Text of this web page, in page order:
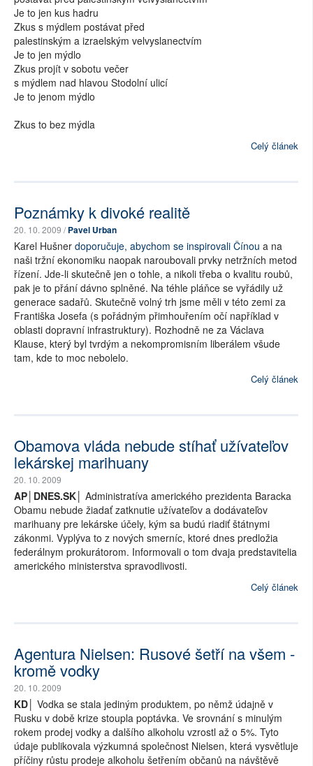
Je to jen kus hadru
Zkus s mýdlem postávat před
palestinským a izraelským velvyslanectvím
Je to jen mýdlo
Zkus projít v sobotu večer
s mýdlem nad hlavou Stodolní ulicí
Je to jenom mýdlo
Zkus to bez mýdla
Celý článek
Poznámky k divoké realitě
20. 10. 2009 /Pavel Urban
Karel Hušner doporučuje, abychom se inspirovali Čínou a na
naši tržní ekonomiku naopak naroubovali prvky netržních metod
řízení. Jde-li skutečně jen o tohle, a nikoli třeba o kvalitu roubů,
pak je to přání dávno splněné. Na téhle pláňce se vyřádily už
generace sadařů. Skutečně volný trh jsme měli v této zemi za
Františka Josefa (s pořádným přimhouřením očí například v
oblasti dopravní infrastruktury). Rozhodně ne za Václava
Klause, který byl tvrdým a nekompromisním liberálem všude
tam, kde to moc nebolelo.
Celý článek
Obamova vláda nebude stíhať užívateľov
lekárskej marihuany
20. 10. 2009
AP│DNES.SK│
Administratíva amerického prezidenta Baracka
Obamu nebude žiadať zatknutie užívateľov a dodávateľov
marihuany pre lekárske účely, kým sa budú riadiť štátnymi
zákonmi. Vyplýva to z nových smerníc, ktoré dnes predložia
federálnym prokurátorom. Informovali o tom dvaja predstavitelia
amerického ministerstva spravodlivosti.
Celý článek
Agentura Nielsen: Rusové šetří na všem -
kromě vodky
20. 10. 2009
KD│
Vodka se stala jediným produktem, po němž údajně v
Rusku v době krize stoupla poptávka. Ve srovnání s minulým
rokem prodej vodky a dalšího alkoholu vzrostl až o 5%. Tyto
údaje publikovala výzkumná společnost Nielsen, která vysvětluje
příčiny růstu prodeje alkoholu šetřením občanů na návštěvě